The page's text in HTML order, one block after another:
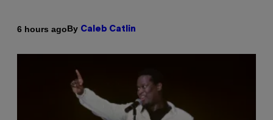
6 hours agoBy Caleb Catlin